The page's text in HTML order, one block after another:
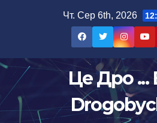
Чт. Сер 6th, 2026
Це Дро ...